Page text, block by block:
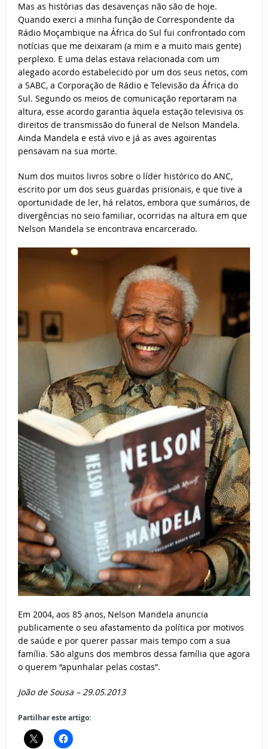
Mas as histórias das desavenças não são de hoje.
Quando exerci a minha função de Correspondente da
Rádio Moçambique na África do Sul fui confrontado com
notícias que me deixaram (a mim e a muito mais gente)
perplexo. E uma delas estava relacionada com um
alegado acordo estabelecido por um dos seus netos, com
a SABC, a Corporação de Rádio e Televisão da África do
Sul. Segundo os meios de comunicação reportaram na
altura, esse acordo garantia àquela estação televisiva os
direitos de transmissão do funeral de Nelson Mandela.
Ainda Mandela e está vivo e já as aves agoirentas
pensavam na sua morte.
Num dos muitos livros sobre o líder histórico do ANC,
escrito por um dos seus guardas prisionais, e que tive a
oportunidade de ler, há relatos, embora que sumários, de
divergências no seio familiar, ocorridas na altura em que
Nelson Mandela se encontrava encarcerado.
Em 2004, aos 85 anos, Nelson Mandela anuncia
publicamente o seu afastamento da política por motivos
de saúde e por querer passar mais tempo com a sua
família. São alguns dos membros dessa família que agora
o querem “apunhalar pelas costas”.
João de Sousa – 29.05.2013
Partilhar este artigo: